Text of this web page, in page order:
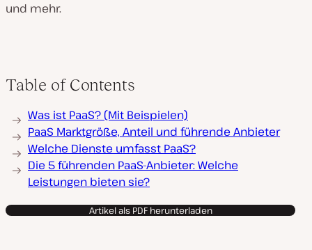
und mehr.
Table of Contents
Was ist PaaS? (Mit Beispielen)
PaaS Marktgröße, Anteil und führende Anbieter
Welche Dienste umfasst PaaS?
Die 5 führenden PaaS-Anbieter: Welche
Leistungen bieten sie?
Artikel als PDF herunterladen